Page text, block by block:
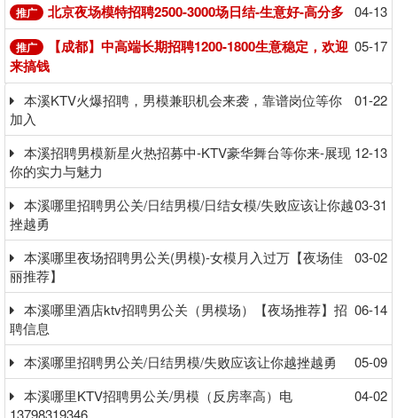
04-13
推广 北京夜场模特招聘2500-3000场日结-生意好-高分多
05-17
推广
【成都】中高端长期招聘1200-1800生意稳定，欢迎
来搞钱
01-22
本溪KTV火爆招聘，男模兼职机会来袭，靠谱岗位等你
加入
12-13
本溪招聘男模新星火热招募中-KTV豪华舞台等你来-展现
你的实力与魅力
03-31
本溪哪里招聘男公关/日结男模/日结女模/失败应该让你越
挫越勇
03-02
本溪哪里夜场招聘男公关(男模)-女模月入过万【夜场佳
丽推荐】
06-14
本溪哪里酒店ktv招聘男公关（男模场）【夜场推荐】招
聘信息
05-09
本溪哪里招聘男公关/日结男模/失败应该让你越挫越勇
04-02
本溪哪里KTV招聘男公关/男模（反房率高）电
13798319346